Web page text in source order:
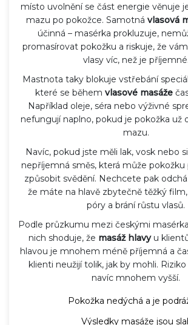
místo uvolnění se část energie věnuje
mazu po pokožce. Samotná vlasová
účinná – masérka prokluzuje,
promasírovat pokožku a riskuje, že
vlasy víc, než je příjemné.
Mastnota taky blokuje vstřebání
které se během vlasové masáže
Například oleje, séra nebo výživné
nefungují naplno, pokud je pokožka už
mazu.
Navíc, pokud jste měli lak, vosk nebo
nepříjemná směs, která může pokožku
způsobit svědění. Nechcete pak
že máte na hlavě zbytečně těžký
póry a brání růstu vlasů.
Podle průzkumu mezi českými
nich shoduje, že masáž hlavyu
hlavou je mnohem méně příjemná a
klienti neužijí tolik, jak by mohli.
navíc mnohem vyšší.
Pokožka nedýchá a je
Výsledky masáže jsou